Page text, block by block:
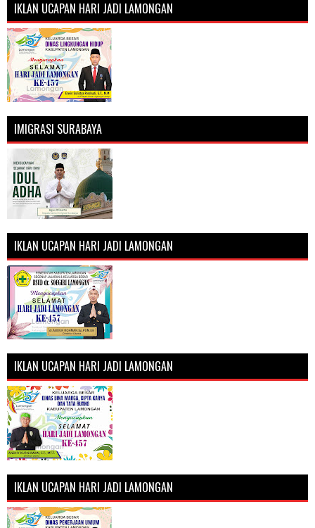
IKLAN UCAPAN HARI JADI LAMONGAN
IMIGRASI SURABAYA
IKLAN UCAPAN HARI JADI LAMONGAN
IKLAN UCAPAN HARI JADI LAMONGAN
IKLAN UCAPAN HARI JADI LAMONGAN